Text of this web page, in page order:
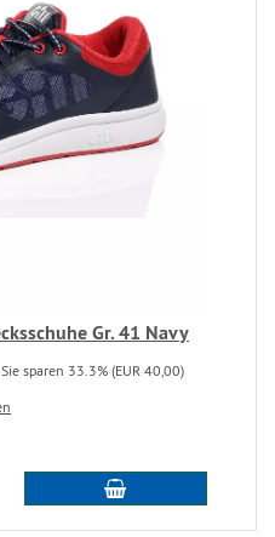
Gr. 41 Navy
Sie sparen 33.3% (EUR 40,00)